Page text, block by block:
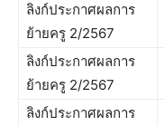
ลิงก์ประกาศผลการ
ย้ายครู 2/2567
ลิงก์ประกาศผลการ
ย้ายครู 2/2567
ลิงก์ประกาศผลการ